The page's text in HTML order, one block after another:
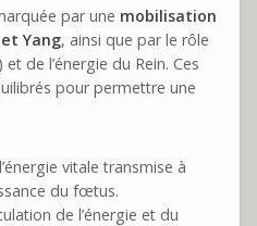
par une mobilisation
Yang, ainsi que par le rôle
et de l’énergie du Rein. Ces
pour permettre une
vitale transmise à
du fœtus.
de l’énergie et du